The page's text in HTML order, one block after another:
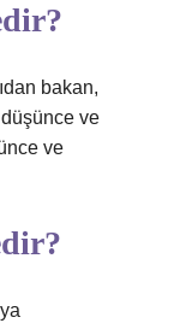
bakan,
ve
ve